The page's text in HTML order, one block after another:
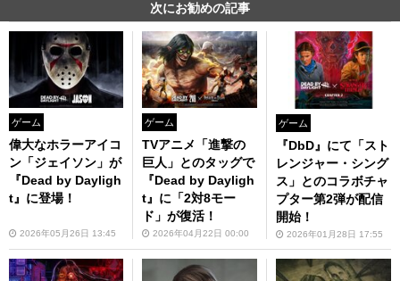
次にお勧めの記事
ゲーム
偉大なホラーアイコ
ン「ジェイソン」が
『Dead by Dayligh
t』に登場！
2026年05月26日 13:45
ゲーム
TVアニメ「進撃の
巨人」とのタッグで
『Dead by Dayligh
t』に「2対8モー
ド」が復活！
2026年04月22日 00:00
ゲーム
『DbD』にて「スト
レンジャー・シング
ス」とのコラボチャ
プター第2弾が配信
開始！
2026年01月28日 17:55